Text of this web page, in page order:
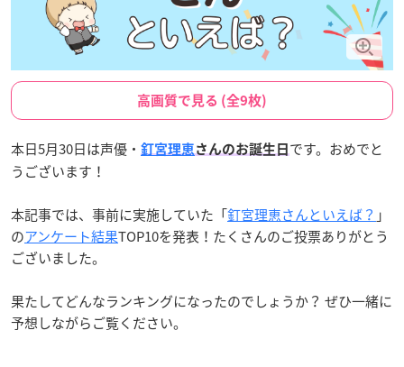
高画質で見る (全9枚)
本日5月30日は声優・ 釘宮理恵 さんのお誕生日 です。おめでと
うございます！
本記事では、事前に実施していた「釘宮理恵さんといえば？ 」
のアンケート結果TOP10を発表！たくさんのご投票ありがとう
ございました。
果たしてどんなランキングになったのでしょうか？ ぜひ一緒に
予想しながらご覧ください。